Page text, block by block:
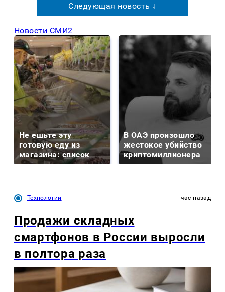
Следующая новость ↓
Новости СМИ2
Не ешьте эту
готовую еду из
магазина: список
В ОАЭ произошло
жестокое убийство
криптомиллионера
Технологии час назад
Продажи складных
смартфонов в России выросли
в полтора раза